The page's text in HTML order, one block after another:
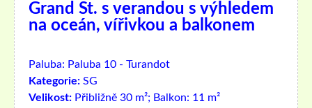
Grand St. s verandou s výhledem
na oceán, vířivkou a balkonem
Paluba: Paluba 10 - Turandot
Kategorie: SG
Velikost: Přibližně 30 m²; Balkon: 11 m²